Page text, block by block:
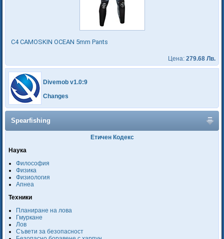
C4 CAMOSKIN OCEAN 5mm Pants
Цена: 279.68 Лв.
Divemob v1.0:9
Changes
Spearfishing
Етичен Кодекс
Наука
Философия
Физика
Физиология
Апнеа
Техники
Планиране на лова
Гмуркане
Лов
Съвети за безопасност